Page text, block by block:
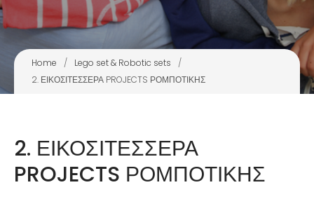
Home / Lego set & Robotic sets
/
2. ΕΙΚΟΣΙΤΕΣΣΕΡΑ PROJECTS ΡΟΜΠΟΤΙΚΗΣ
2. ΕΙΚΟΣΙΤΕΣΣΕΡΑ
PROJECTS ΡΟΜΠΟΤΙΚΗΣ